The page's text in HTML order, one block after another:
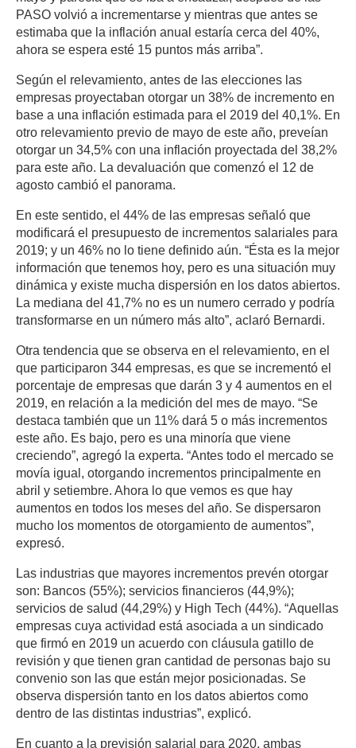
PASO volvió a incrementarse y mientras que antes se
estimaba que la inflación anual estaría cerca del 40%,
ahora se espera esté 15 puntos más arriba”.
Según el relevamiento, antes de las elecciones las
empresas proyectaban otorgar un 38% de incremento en
base a una inflación estimada para el 2019 del 40,1%. En
otro relevamiento previo de mayo de este año, preveían
otorgar un 34,5% con una inflación proyectada del 38,2%
para este año. La devaluación que comenzó el 12 de
agosto cambió el panorama.
En este sentido, el 44% de las empresas señaló que
modificará el presupuesto de incrementos salariales para
2019; y un 46% no lo tiene definido aún. “Ésta es la mejor
información que tenemos hoy, pero es una situación muy
dinámica y existe mucha dispersión en los datos abiertos.
La mediana del 41,7% no es un numero cerrado y podría
transformarse en un número más alto”, aclaró Bernardi.
Otra tendencia que se observa en el relevamiento, en el
que participaron 344 empresas, es que se incrementó el
porcentaje de empresas que darán 3 y 4 aumentos en el
2019, en relación a la medición del mes de mayo. “Se
destaca también que un 11% dará 5 o más incrementos
este año. Es bajo, pero es una minoría que viene
creciendo”, agregó la experta. “Antes todo el mercado se
movía igual, otorgando incrementos principalmente en
abril y setiembre. Ahora lo que vemos es que hay
aumentos en todos los meses del año. Se dispersaron
mucho los momentos de otorgamiento de aumentos”,
expresó.
Las industrias que mayores incrementos prevén otorgar
son: Bancos (55%); servicios financieros (44,9%);
servicios de salud (44,29%) y High Tech (44%). “Aquellas
empresas cuya actividad está asociada a un sindicado
que firmó en 2019 un acuerdo con cláusula gatillo de
revisión y que tienen gran cantidad de personas bajo su
convenio son las que están mejor posicionadas. Se
observa dispersión tanto en los datos abiertos como
dentro de las distintas industrias”, explicó.
En cuanto a la previsión salarial para 2020, ambas